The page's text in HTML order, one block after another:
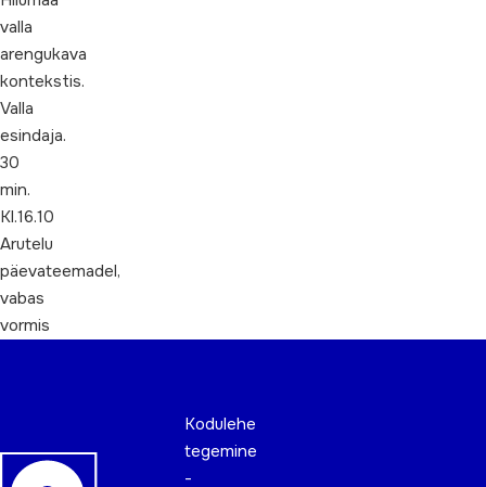
valla
arengukava
kontekstis.
Valla
esindaja.
30
min.
Kl.16.10
Arutelu
päevateemadel,
vabas
vormis
Kodulehe
tegemine
-